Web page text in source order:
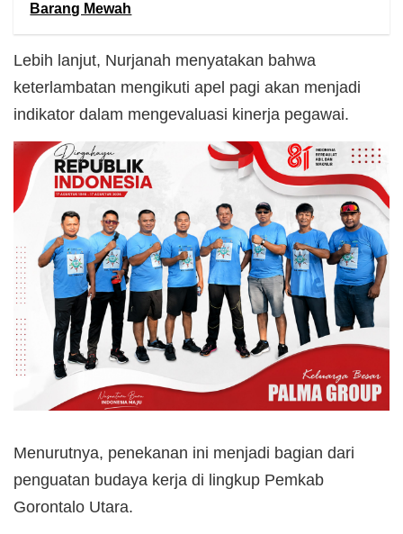
Barang Mewah
Lebih lanjut, Nurjanah menyatakan bahwa
keterlambatan mengikuti apel pagi akan menjadi
indikator dalam mengevaluasi kinerja pegawai.
Menurutnya, penekanan ini menjadi bagian dari
penguatan budaya kerja di lingkup Pemkab
Gorontalo Utara.